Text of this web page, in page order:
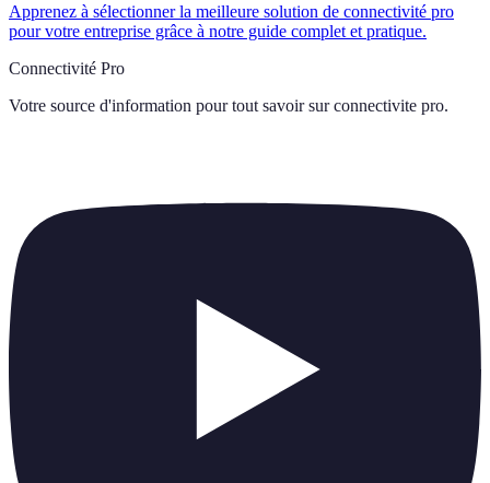
Apprenez à sélectionner la meilleure solution de connectivité pro
pour votre entreprise grâce à notre guide complet et pratique.
Connectivité Pro
Votre source d'information pour tout savoir sur connectivite pro.